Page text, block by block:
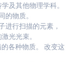
及其他物理学科。
的物质。
进行扫描的元素，
光光束。
各种物质。 改变这